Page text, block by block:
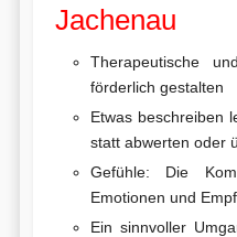
Jachenau
Therapeutische
förderlich gestalten
Etwas beschreiben
statt abwerten oder
Gefühle: Die
Emotionen und
Ein sinnvoller